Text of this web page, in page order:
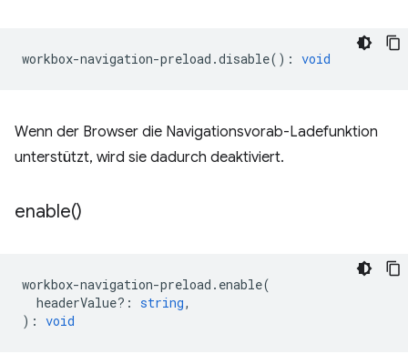
workbox-navigation-preload .disable() : void
Wenn der Browser die Navigationsvorab-Ladefunktion
unterstützt, wird sie dadurch deaktiviert.
enable()
workbox-navigation-preload . enable(
headerValue? : string,
) : void